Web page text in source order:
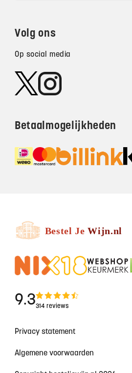
Volg ons
Op social media
Betaalmogelijkheden
9.3314 reviews
Privacy statement
Algemene voorwaarden